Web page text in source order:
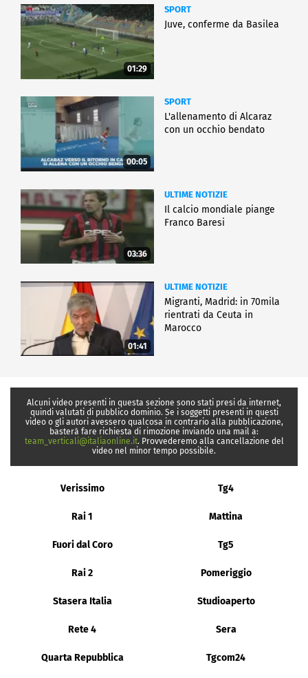
01:29
SPORT
Juve, conferme da Basilea
00:05
SPORT
L'allenamento di Alcaraz
con un occhio bendato
03:36
ULTIME NOTIZIE
Il calcio mondiale piange
Franco Baresi
01:41
ULTIME NOTIZIE
Migranti, Madrid: in 70mila
rientrati da Ceuta in
Marocco
Alcuni video presenti in questa sezione sono stati presi da internet,
quindi valutati di pubblico dominio. Se i soggetti presenti in questi
video o gli autori avessero qualcosa in contrario alla pubblicazione,
basterà fare richiesta di rimozione inviando una mail a:
team_verticali@italiaonline.it. Provvederemo alla cancellazione del
video nel minor tempo possibile.
Verissimo Tg4
Rai 1 Mattina
Fuori dal Coro Tg5
Rai 2 Pomeriggio
Stasera Italia Studioaperto
Rete 4 Sera
Quarta Repubblica Tgcom24